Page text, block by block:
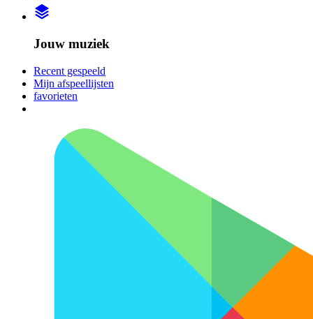
Jouw muziek
Recent gespeeld
Mijn afspeellijsten
favorieten